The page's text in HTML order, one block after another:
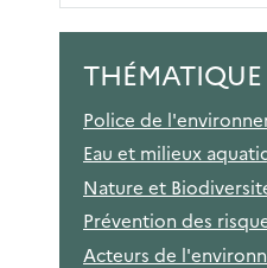
THÉMATIQUE
Police de
Eau et milieux
Nature et
Prévention des
Acteurs de